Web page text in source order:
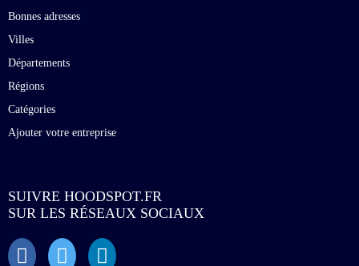
Bonnes adresses
Villes
Départements
Régions
Catégories
Ajouter votre entreprise
SUIVRE HOODSPOT.FR
SUR LES RÉSEAUX SOCIAUX